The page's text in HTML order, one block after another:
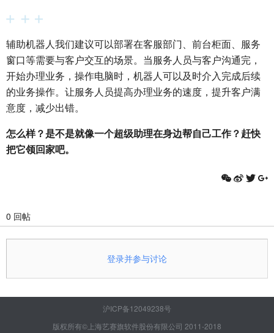
辅助机器人我们建议可以部署在客服部门、前台柜面、服务
窗口等需要与客户交互的场景。当服务人员与客户沟通完，
开始办理业务，操作电脑时，机器人可以及时介入完成后续
的业务操作。让服务人员提高办理业务的速度，提升客户满
意度，减少出错。
怎么样？是不是就像一个超级助理在身边帮自己工作？赶快
把它领回家吧。
0 回帖
登录并参与讨论
沪ICP备12049238号
版权所有©上海艺赛旗软件股份有限公司 2011-2018